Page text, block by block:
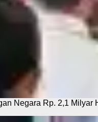
Negara Rp. 2,1 Milyar